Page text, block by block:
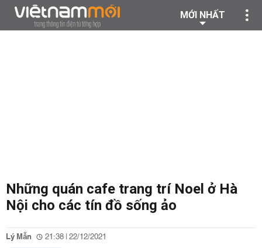
MỚI NHẤT
Những quán cafe trang trí Noel ở Hà
Nội cho các tín đồ sống ảo
Lý Mẫn 21:38 | 22/12/2021